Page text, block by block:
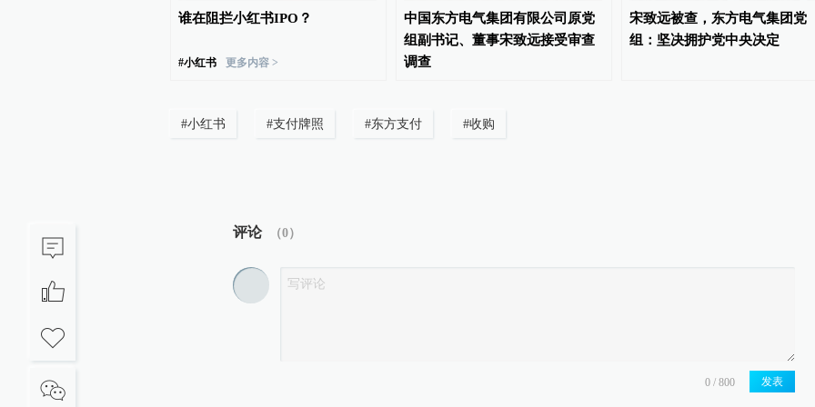
谁在阻拦小红书IPO？
#小红书 更多内容 >
中国东方电气集团有限公司原党
组副书记、董事宋致远接受审查
调查
宋致远被查，东方电气集团党
组：坚决拥护党中央决定
#小红书 #支付牌照 #东方支付 #收购
评论 （0）
发表